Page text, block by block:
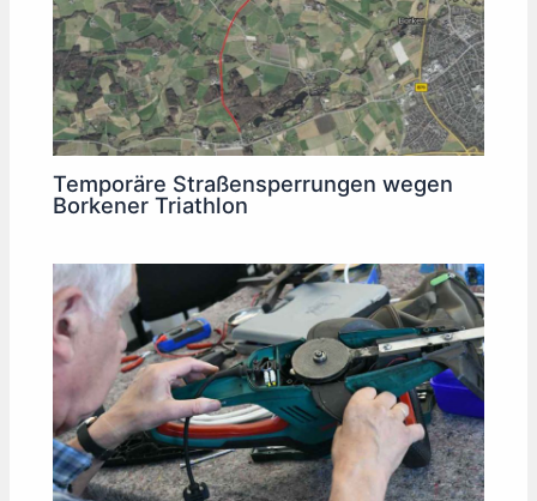
Temporäre Straßensperrungen wegen
Borkener Triathlon